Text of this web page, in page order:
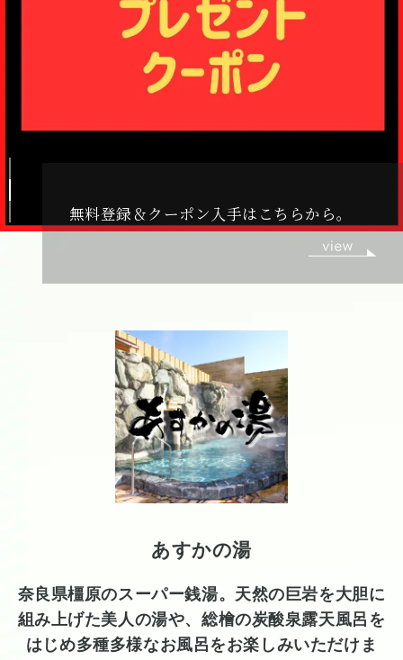
お食事処あすかメニューはこちらから。
あすかの湯
奈良県橿原のスーパー銭湯。天然の巨岩を大胆に
組み上げた美人の湯や、総檜の炭酸泉露天風呂を
はじめ多種多様なお風呂をお楽しみいただけま